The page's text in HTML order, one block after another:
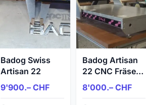
Badog Swiss
Artisan 22
9'900.– CHF
Badog Artisan
22 CNC Fräse
für hobby
8'000.– CHF